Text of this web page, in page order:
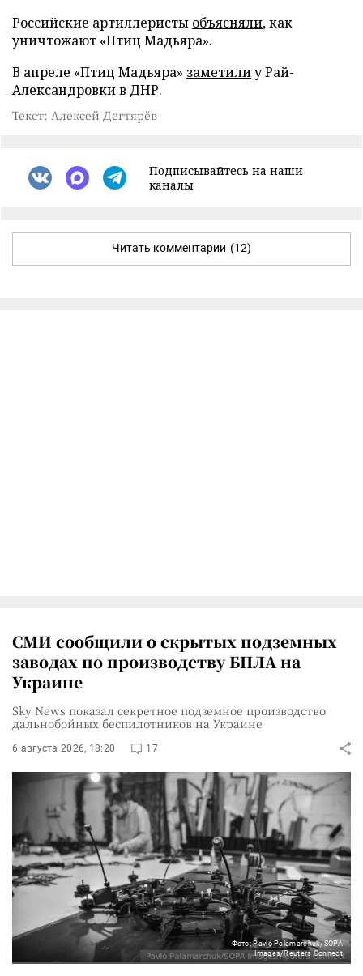
Российские артиллеристы объясняли, как
уничтожают «Птиц Мадьяра».
В апреле «Птиц Мадьяра» заметилиу Рай-
Александровки в ДНР.
Текст: Алексей Дегтярёв
Подписывайтесь на наши
каналы
Читать комментарии (12)
СМИ сообщили о скрытых подземных
заводах по производству БПЛА на
Украине
Sky News показал секретное подземное производство
дальнобойных беспилотников на Украине
6 августа 2026, 18:20 17
Фото: Pavlo Palamarchuk/SOPA
Images/Reuters Connect